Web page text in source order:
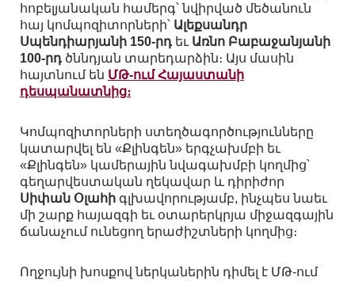
հոբելյանական համերգ՝ նվիրված մեծանուն
հայ կոմպոզիտորների՝ Ալեքսանդր
Սպենդիարյանի 150-րդ եւ Առնո Բաբաջանյանի
100-րդ ծննդյան տարեդարձին։ Այս մասին
հայտնում են ՄԹ-ում Հայաստանի
դեսպանատնից։
Կոմպոզիտորների ստեղծագործությունները
կատարվել են «Քլինգեն» երգչախմբի եւ
«Քլինգեն» կամերային նվագախմբի կողմից՝
գեղարվեստական ղեկավար և դիրիժոր
Սիփան Օլահի գլխավորությամբ, ինչպես նաեւ
մի շարք հայազգի եւ օտարերկրյա միջազգային
ճանաչում ունեցող երաժիշտների կողմից։
Ողջույնի խոսքով ներկաներին դիմել է ՄԹ-ում